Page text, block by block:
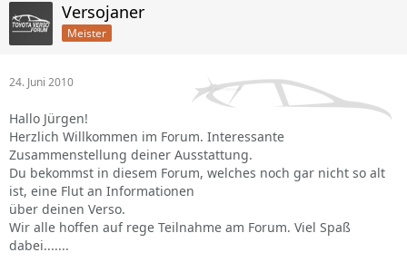
Versojaner
Meister
24. Juni 2010
Hallo Jürgen!
Herzlich Willkommen im Forum. Interessante
Zusammenstellung deiner Ausstattung.
Du bekommst in diesem Forum, welches noch gar nicht so alt
ist, eine Flut an Informationen
über deinen Verso.
Wir alle hoffen auf rege Teilnahme am Forum. Viel Spaß
dabei.......